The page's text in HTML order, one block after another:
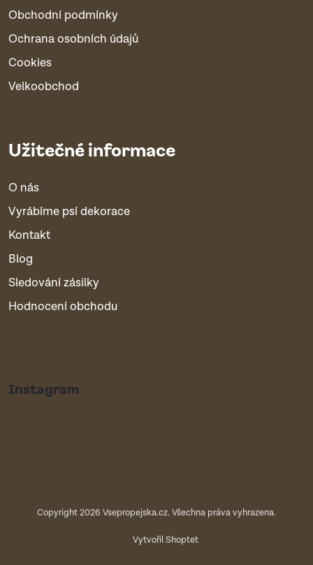
Obchodní podmínky
Ochrana osobních údajů
Cookies
Velkoobchod
Užitečné informace
O nás
Vyrábíme psí dekorace
Kontakt
Blog
Sledování zásilky
Hodnocení obchodu
Instagram
Vytvořil Shoptet
Copyright 2026 Vsepropejska.cz. Všechna práva vyhrazena.